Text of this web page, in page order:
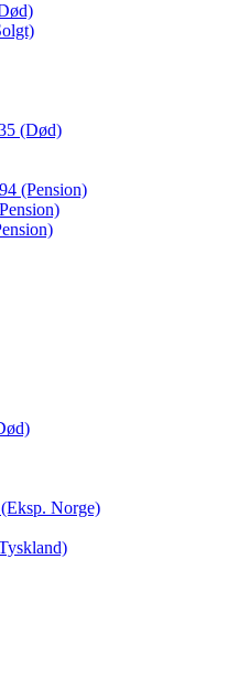
(Død)
(Pension)
Norge)